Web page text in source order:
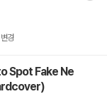
변경
Spot Fake Ne